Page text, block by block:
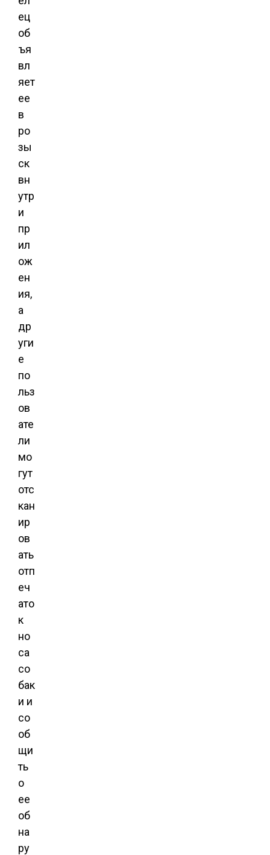
ец
об
ъя
вл
яет
ее
в
ро
зы
ск
вн
утр
и
пр
ил
ож
ен
ия,
а
др
уги
е
по
льз
ов
ате
ли
мо
гут
отс
кан
ир
ов
ать
отп
еч
ато
к
но
са
со
бак
и и
со
об
щи
ть
о
ее
об
на
ру